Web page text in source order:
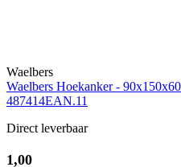
Waelbers
Waelbers Hoekanker -
487414EAN.11
Direct leverbaar
1,00